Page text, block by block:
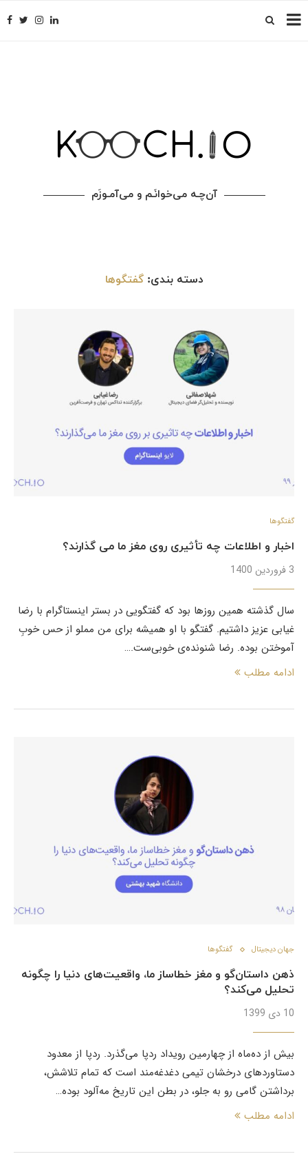
آن‌چـه می‌خوانَـم و می‌آمـوزَم
دسته بندی: گفتگوها
گفتگوها
اخبار و اطلاعات چه تأثیری روی مغز ما می گذارند؟
3 فروردین 1400
سال گذشته همین روزها بود که گفتگویی در بستر اینستاگرام با رضا
غیابی عزیز داشتیم. گفتگو با او همیشه برای من مملو از حس خوبِ
آموختن بوده. رضا شنونده‌ی خوبی‌ست.…
ادامه مطلب
جهان دیجیتال گفتگوها
ذهن داستان‌گو و مغز خطاساز ما، واقعیت‌های دنیا را چگونه
تحلیل می‌کند؟
10 دی 1399
بیش از ده‌ماه از چهارمین رویداد ردپا می‌گذرد. ردپا از معدود
دستاوردهای درخشان تیمی دغدغه‌مند است که تمام تلاشش،
برداشتن گامی رو به جلو، در بطن این تاریخ مه‌آلود بوده…
ادامه مطلب